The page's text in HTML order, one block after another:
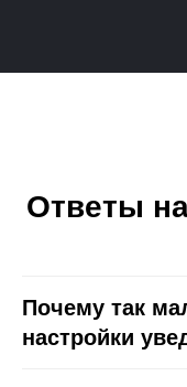
Ответы
Почему так
настройки